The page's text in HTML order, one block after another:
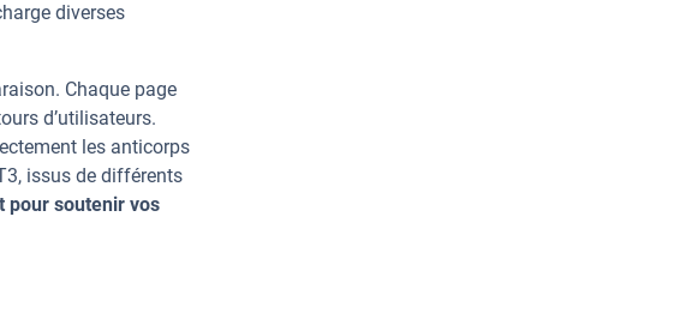
diverses
Chaque page
d’utilisateurs.
les anticorps
issus de différents
pour soutenir vos